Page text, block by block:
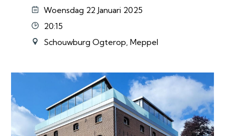
Woensdag 22 Januari 2025
20:15
Schouwburg Ogterop, Meppel